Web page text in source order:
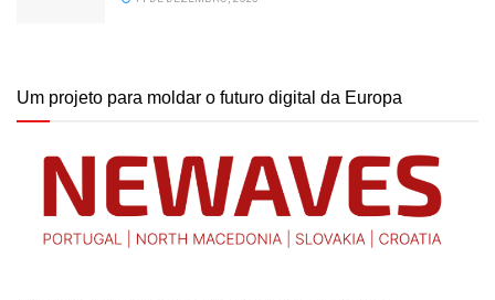
Um projeto para moldar o futuro digital da Europa